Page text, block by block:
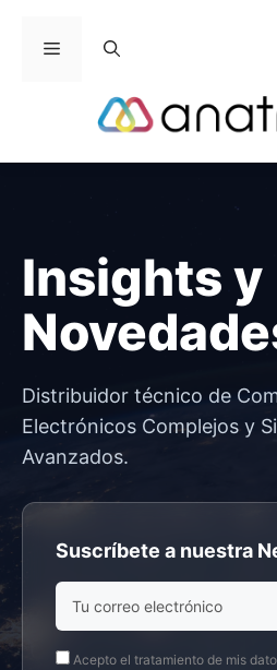
Menú
Insights y
Distribuidor técnico de
Electrónicos Complejos y
Avanzados.
Suscríbete a nuestra
Acepto el tratamiento de mis